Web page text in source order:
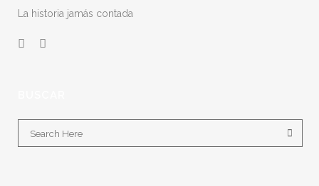
La historia jamás contada